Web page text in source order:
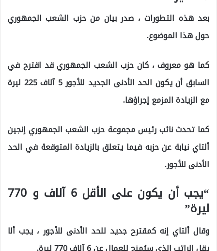
بعد هذه التطورات ، صدر بيان من حزب الشعب الجمهوري
حول هذا الموضوع.
كما هو معروف ، كان حزب الشعب الجمهوري قد اقترح في
السابق أن يكون الحد الأدنى الجديد للأجور 5 آلاف 225 ليرة
مع الزيادة المزمع إجراؤها.
كما تحدث نائب رئيس مجموعة حزب الشعب الجمهوري إنجين
ألتاي نيابة عن حزبه فيما يتعلق بالزيادة المتوقعة في الحد
الأدنى للأجور.
“يجب أن يكون على الأقل 6 آلاف و 770
ليرة”
وقال ألتاي إنه كمقترح جديد للحد الأدنى للأجور ، يجب ألا